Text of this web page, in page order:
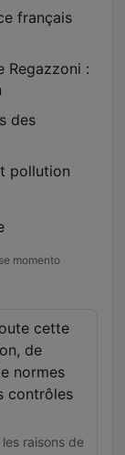
français
Regazzoni :
des
pollution
momento
cette
de
normes
contrôles
raisons de